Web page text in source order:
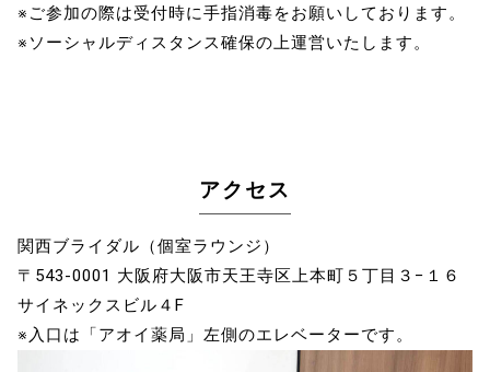
※ご参加の際は受付時に手指消毒をお願いしております。
※ソーシャルディスタンス確保の上運営いたします。
アクセス
関西ブライダル（個室ラウンジ）
〒543-0001 大阪府大阪市天王寺区上本町５丁目３−１６
サイネックスビル４F
※入口は「アオイ薬局」左側のエレベーターです。